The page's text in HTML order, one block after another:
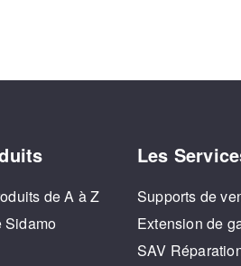
de A à Z
Sidamo
Les
Supports de
Extension de
SAV